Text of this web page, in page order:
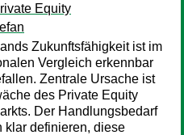
Equity
Zukunftsfähigkeit ist im
Vergleich erkennbar
Zentrale Ursache ist
des Private Equity
Der Handlungsbedarf
klar definieren, diese